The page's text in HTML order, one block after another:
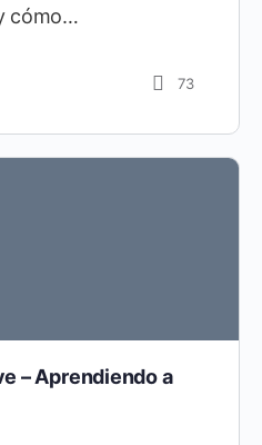
cómo…
73
– Aprendiendo a